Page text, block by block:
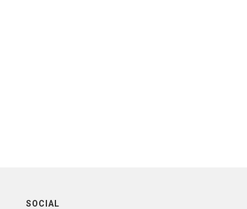
SOCIAL